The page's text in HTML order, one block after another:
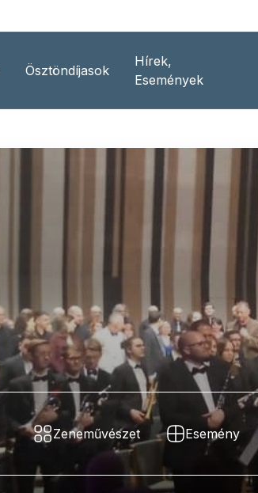
Ösztöndíjasok
Hírek,
Események
Zeneművészet Esemény